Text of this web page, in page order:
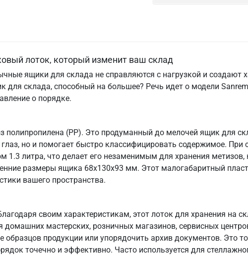
лоток, который изменит ваш склад
ящики для склада не справляются с нагрузкой и создают
склада, способный на большее? Речь идет о модели
о порядке.
полипропилена (PP). Это продуманный до мелочей ящик для
но и помогает быстро классифицировать содержимое.
1.3 литра, что делает его незаменимым для хранения метизов,
размеры ящика 68х130х93 мм. Этот малогабаритный
вашего пространства.
своим характеристикам, этот лоток для хранения на
мастерских, розничных магазинов, сервисных
образцов продукции или упорядочить архив документов. Это
точечно и эффективно. Часто используется для